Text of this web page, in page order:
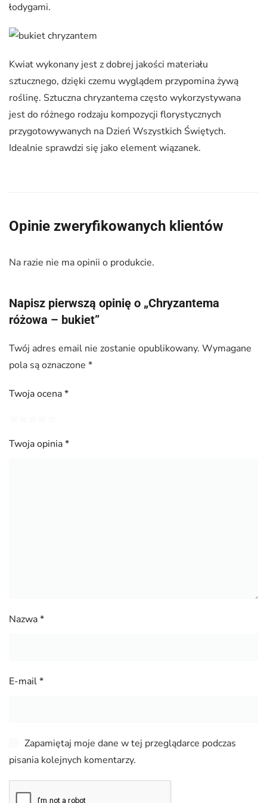
łodygami.
Kwiat wykonany jest z dobrej jakości materiału
sztucznego, dzięki czemu wyglądem przypomina żywą
roślinę. Sztuczna chryzantema często wykorzystywana
jest do różnego rodzaju kompozycji florystycznych
przygotowywanych na Dzień Wszystkich Świętych.
Idealnie sprawdzi się jako element wiązanek.
Opinie zweryfikowanych klientów
Na razie nie ma opinii o produkcie.
Napisz pierwszą opinię o „Chryzantema
różowa – bukiet”
Twój adres email nie zostanie opublikowany. Wymagane
pola są oznaczone *
Twoja ocena*
Twoja opinia*
Nazwa*
E-mail*
Zapamiętaj moje dane w tej przeglądarce podczas
pisania kolejnych komentarzy.